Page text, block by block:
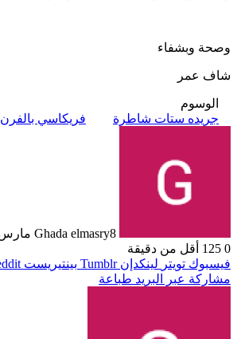
وصحة وبشفاء
شاف عمر
الوسوم
جريده ستات شاطرة
فريكاسي بالفرن
Ghada elmasry8 مارس، 2024
0
أقل من دقيقة
فيسبوك تويتر لينكدإن بينتيريست
مشاركة عبر البريد طباعة